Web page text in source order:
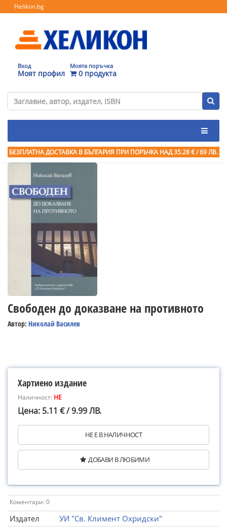
Helikon.bg
Вход
Моят профил
Моята поръчка
0 продукта
БЕЗПЛАТНА ДОСТАВКА В БЪЛГАРИЯ ПРИ ПОРЪЧКА НАД 35.28 € / 69 ЛВ.
Свободен до доказване на противното
Автор: Николай Василев
Хартиено издание
Наличност: НЕ
Цена: 5.11 € / 9.99 ЛВ.
НЕ Е В НАЛИЧНОСТ
ДОБАВИ В ЛЮБИМИ
Коментари: 0
Издател
УИ "Св. Климент Охридски"